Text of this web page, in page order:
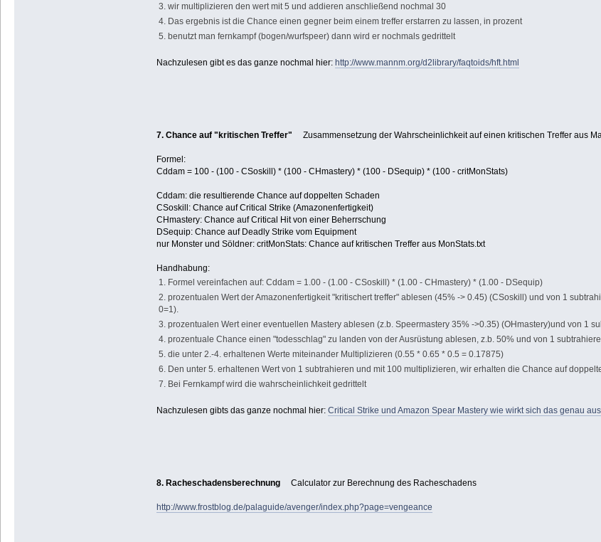
3. wir multiplizieren den wert mit 5 und addieren anschließend nochmal 30
4. Das ergebnis ist die Chance einen gegner beim einem treffer erstarren zu lassen, in prozent
5. benutzt man fernkampf (bogen/wurfspeer) dann wird er nochmals gedrittelt
Nachzulesen gibt es das ganze nochmal hier: http://www.mannm.org/d2library/faqtoids/hft.html
7. Chance auf "kritischen Treffer" Zusammensetzung der Wahrscheinlichkeit auf einen kritischen Treffer aus
Formel:
Cddam = 100 - (100 - CSoskill) * (100 - CHmastery) * (100 - DSequip) * (100 - critMonStats)
Cddam: die resultierende Chance auf doppelten Schaden
CSoskill: Chance auf Critical Strike (Amazonenfertigkeit)
CHmastery: Chance auf Critical Hit von einer Beherrschung
DSequip: Chance auf Deadly Strike vom Equipment
nur Monster und Söldner: critMonStats: Chance auf kritischen Treffer aus MonStats.txt
Handhabung:
1. Formel vereinfachen auf: Cddam = 1.00 - (1.00 - CSoskill) * (1.00 - CHmastery) * (1.00 - DSequip)
2. prozentualen Wert der Amazonenfertigkeit "kritischert treffer" ablesen (45% -> 0.45) (CSoskill) und von 1
0=1).
3. prozentualen Wert einer eventuellen Mastery ablesen (z.b. Speermastery 35% ->0.35) (OHmastery)und von 1
4. prozentuale Chance einen "todesschlag" zu landen von der Ausrüstung ablesen, z.b. 50% und von 1
5. die unter 2.-4. erhaltenen Werte miteinander Multiplizieren (0.55 * 0.65 * 0.5 = 0.17875)
6. Den unter 5. erhaltenen Wert von 1 subtrahieren und mit 100 multiplizieren, wir erhalten die Chance auf
7. Bei Fernkampf wird die wahrscheinlichkeit gedrittelt
Nachzulesen gibts das ganze nochmal hier: Critical Strike und Amazon Spear Mastery wie wirkt sich das genau
8. RacheschadensberechnungCalculator zur Berechnung des Racheschadens
http://www.frostblog.de/palaguide/avenger/index.php?page=vengeance